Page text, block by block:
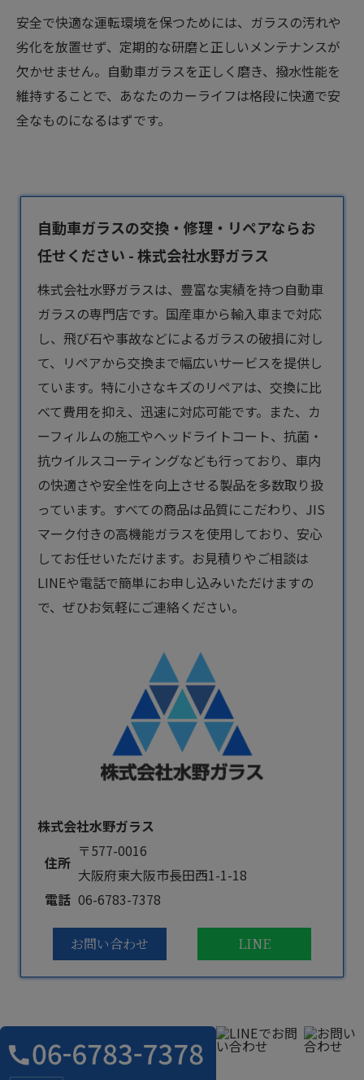
安全で快適な運転環境を保つためには、ガラスの汚れや
劣化を放置せず、定期的な研磨と正しいメンテナンスが
欠かせません。自動車ガラスを正しく磨き、撥水性能を
維持することで、あなたのカーライフは格段に快適で安
全なものになるはずです。
自動車ガラスの交換・修理・リペアならお
任せください - 株式会社水野ガラス
株式会社水野ガラスは、豊富な実績を持つ自動車
ガラスの専門店です。国産車から輸入車まで対応
し、飛び石や事故などによるガラスの破損に対し
て、リペアから交換まで幅広いサービスを提供し
ています。特に小さなキズのリペアは、交換に比
べて費用を抑え、迅速に対応可能です。また、カ
ーフィルムの施工やヘッドライトコート、抗菌・
抗ウイルスコーティングなども行っており、車内
の快適さや安全性を向上させる製品を多数取り扱
っています。すべての商品は品質にこだわり、JIS
マーク付きの高機能ガラスを使用しており、安心
してお任せいただけます。お見積りやご相談は
LINEや電話で簡単にお申し込みいただけますの
で、ぜひお気軽にご連絡ください。
株式会社水野ガラス
住所
〒577-0016
大阪府東大阪市長田西1-1-18
電話 06-6783-7378
お問い合わせ LINE
よくある質問